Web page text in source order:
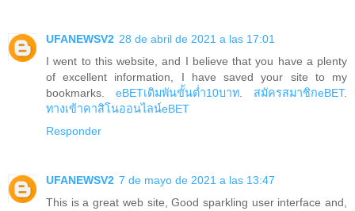
UFANEWSV2 28 de abril de 2021 a las 17:01
I went to this website, and I believe that you have a plenty
of excellent information, I have saved your site to my
bookmarks. eBETเดิมพันขั้นต่ำ10บาท. สมัครสมาชิกeBET.
ทางเข้าคาสิโนออนไลน์eBET
Responder
UFANEWSV2 7 de mayo de 2021 a las 13:47
This is a great web site, Good sparkling user interface and,